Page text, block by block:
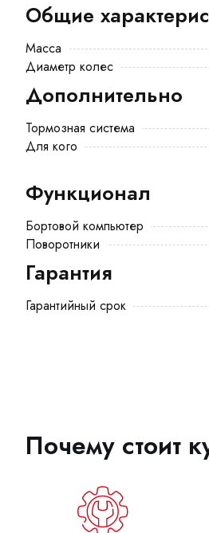
Общие
Масса
Диаметр колес
Дополнительно
Тормозная система
Для кого
Функционал
Бортовой компьютер
Поворотники
Гарантия
Гарантийный срок
Почему стоит